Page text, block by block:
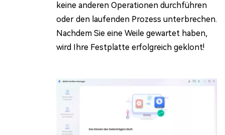
keine anderen Operationen durchführen
oder den laufenden Prozess unterbrechen.
Nachdem Sie eine Weile gewartet haben,
wird Ihre Festplatte erfolgreich geklont!